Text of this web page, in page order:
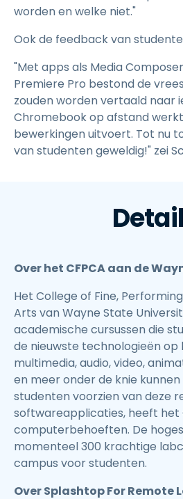
worden en welke niet."
Ook de feedback van
"Met apps als Media
Premiere Pro bestond de
zouden worden vertaald naar
Chromebook op afstand
bewerkingen uitvoert. Tot nu
van studenten geweldig!" zei
Over het CFPCA aan de
Het College of Fine,
Arts van Wayne State
academische cursussen die
de nieuwste technologieën op
multimedia, audio, video,
en meer onder de knie
studenten voorzien van deze
softwareapplicaties, heeft het
computerbehoeften. De
momenteel 300 krachtige
campus voor studenten.
Over Splashtop For Remote